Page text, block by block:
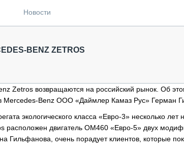
МЕРОПРИЯТИЯ
Новости
BENZ ZETROS
Zetros возвращаются на российский рынок. Об
Mercedes-Benz ООО «Даймлер Камаз Рус» Герман
экологического класса «Евро-3» несколько лет
двигатель OM460 «Евро-5» двух
Гильфанова, очень порадует клиентов, которые